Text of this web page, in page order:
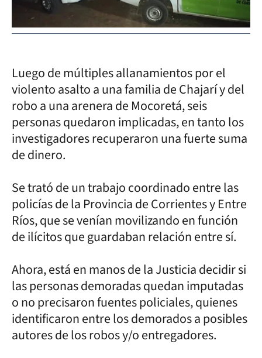
Luego de múltiples allanamientos por el
violento asalto a una familia de Chajarí y del
robo a una arenera de Mocoretá, seis
personas quedaron implicadas, en tanto los
investigadores recuperaron una fuerte suma
de dinero.
Se trató de un trabajo coordinado entre las
policías de la Provincia de Corrientes y Entre
Ríos, que se venían movilizando en función
de ilícitos que guardaban relación entre sí.
Ahora, está en manos de la Justicia decidir si
las personas demoradas quedan imputadas
o no precisaron fuentes policiales, quienes
identificaron entre los demorados a posibles
autores de los robos y/o entregadores.